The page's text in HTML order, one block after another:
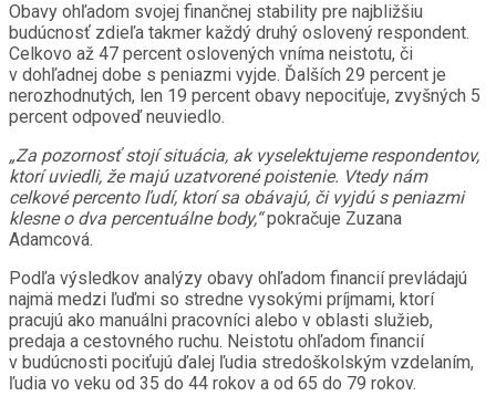
Obavy ohľadom svojej finančnej stability pre najbližšiu
budúcnosť zdieľa takmer každý druhý oslovený respondent.
Celkovo až 47 percent oslovených vníma neistotu, či
v dohľadnej dobe s peniazmi vyjde. Ďalších 29 percent je
nerozhodnutých, len 19 percent obavy nepociťuje, zvyšných 5
percent odpoveď neuviedlo.
„Za pozornosť stojí situácia, ak vyselektujeme respondentov,
ktorí uviedli, že majú uzatvorené poistenie. Vtedy nám
celkové percento ľudí, ktorí sa obávajú, či vyjdú s peniazmi
klesne o dva percentuálne body,“pokračuje Zuzana
Adamcová.
Podľa výsledkov analýzy obavy ohľadom financií prevládajú
najmä medzi ľuďmi so stredne vysokými príjmami, ktorí
pracujú ako manuálni pracovníci alebo v oblasti služieb,
predaja a cestovného ruchu. Neistotu ohľadom financií
v budúcnosti pociťujú ďalej ľudia stredoškolským vzdelaním,
ľudia vo veku od 35 do 44 rokov a od 65 do 79 rokov.